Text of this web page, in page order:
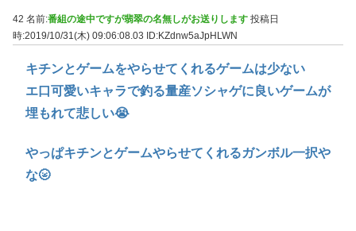
42 名前:番組の途中ですが翡翠の名無しがお送りします 投稿日
時:2019/10/31(木) 09:06:08.03
ID:KZdnw5aJpHLWN
キチンとゲームをやらせてくれるゲームは少ない
エ口可愛いキャラで釣る量産ソシャゲに良いゲームが
埋もれて悲しい😭
やっぱキチンとゲームやらせてくれるガンボル一択や
な🌝